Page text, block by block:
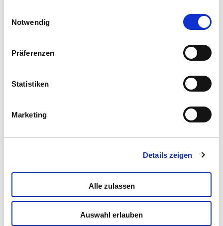
Notwendig
Präferenzen
Statistiken
Marketing
Details zeigen
Alle zulassen
Auswahl erlauben
Masha and the Bear